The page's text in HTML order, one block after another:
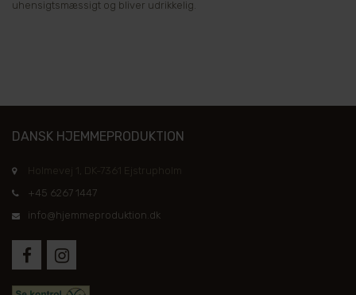
uhensigtsmæssigt og bliver udrikkelig.
DANSK HJEMMEPRODUKTION
Holmevej 1, DK-7361 Ejstrupholm
+45 6267 1447
info@hjemmeproduktion.dk